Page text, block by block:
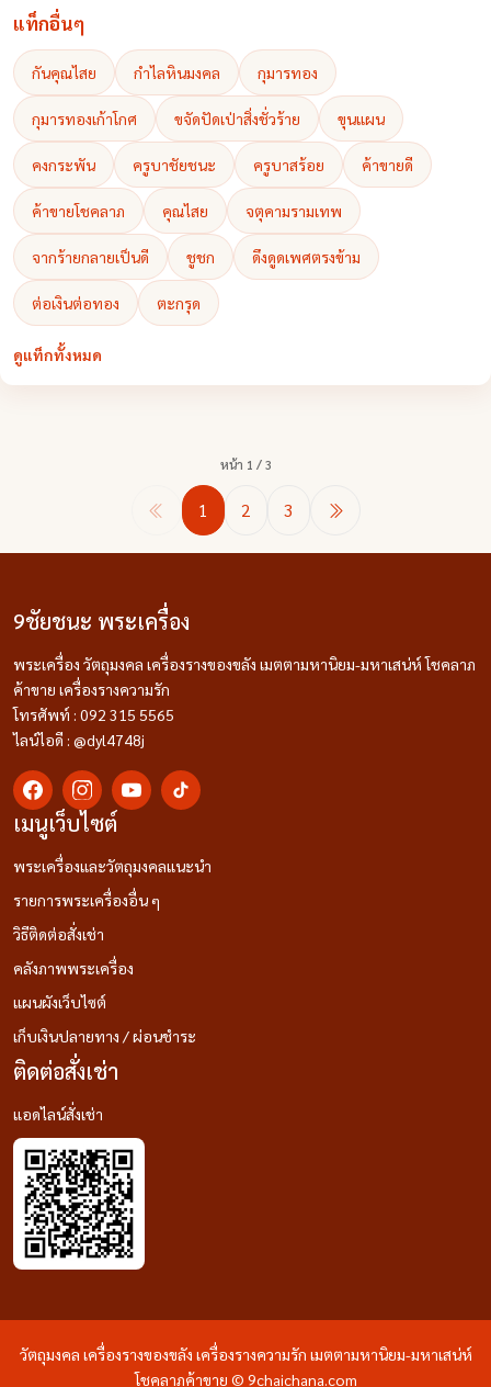
แท็กอื่นๆ
กันคุณไสย กำไลหินมงคล กุมารทอง
กุมารทองเก้าโกศ ขจัดปัดเป่าสิ่งชั่วร้าย ขุนแผน
คงกระพัน ครูบาชัยชนะ ครูบาสร้อย ค้าขายดี
ค้าขายโชคลาภ คุณไสย จตุคามรามเทพ
จากร้ายกลายเป็นดี ชูชก ดึงดูดเพศตรงข้าม
ต่อเงินต่อทอง ตะกรุด
ดูแท็กทั้งหมด
หน้า 1 / 3
1 2 3
9ชัยชนะ พระเครื่อง
พระเครื่อง วัตถุมงคล เครื่องรางของขลัง เมตตามหานิยม-มหาเสน่ห์ โชคลาภ
ค้าขาย เครื่องรางความรัก
โทรศัพท์ : 092 315 5565
ไลน์ไอดี : @dyl4748j
เมนูเว็บไซต์
พระเครื่องและวัตถุมงคลแนะนำ
รายการพระเครื่องอื่น ๆ
วิธีติดต่อสั่งเช่า
คลังภาพพระเครื่อง
แผนผังเว็บไซต์
เก็บเงินปลายทาง / ผ่อนชำระ
ติดต่อสั่งเช่า
แอดไลน์สั่งเช่า
วัตถุมงคล เครื่องรางของขลัง เครื่องรางความรัก เมตตามหานิยม-มหาเสน่ห์
โชคลาภค้าขาย © 9chaichana.com